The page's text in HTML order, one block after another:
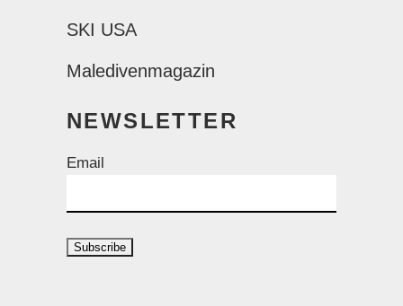
SKI USA
Maledivenmagazin
NEWSLETTER
Email